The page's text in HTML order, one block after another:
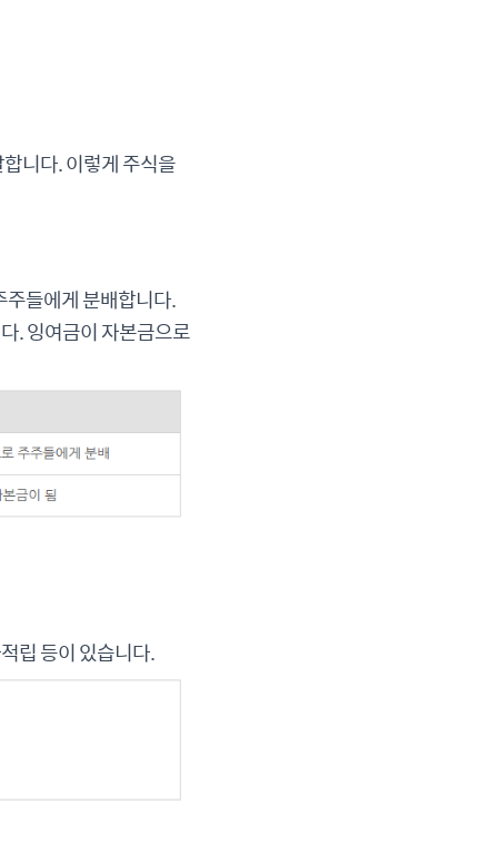
니다. 이렇게 주식을
주들에게 분배합니다.
. 잉여금이 자본금으로
립 등이 있습니다.